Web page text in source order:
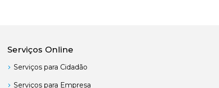
Serviços Online
Serviços para Cidadão
Serviços para Empresa